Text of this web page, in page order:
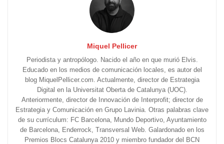
Miquel Pellicer
Periodista y antropólogo. Nacido el año en que murió Elvis.
Educado en los medios de comunicación locales, es autor del
blog MiquelPellicer.com. Actualmente, director de Estrategia
Digital en la Universitat Oberta de Catalunya (UOC).
Anteriormente, director de Innovación de Interprofit; director de
Estrategia y Comunicación en Grupo Lavinia. Otras palabras clave
de su currículum: FC Barcelona, Mundo Deportivo, Ayuntamiento
de Barcelona, Enderrock, Transversal Web. Galardonado en los
Premios Blocs Catalunya 2010 y miembro fundador del BCN